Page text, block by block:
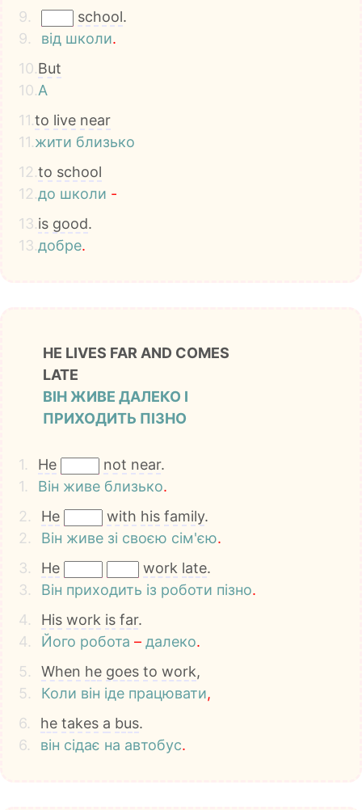
9. school.
9.
від школи.
10.But
10.А
11.to live near
11.жити близько
12.to school
12.до школи -
13.is good.
13.добре.
HE LIVES FAR AND COMES
LATE
ВІН ЖИВЕ ДАЛЕКО І
ПРИХОДИТЬ ПІЗНО
1. He not near.
1.
Він живе близько.
2.
He with his family.
2.
Він живе зі своєю сім'єю.
3.
He work late.
3.
Він приходить із роботи пізно.
4.
His work is far.
4.
Його робота – далеко.
5.
When he goes to work,
5.
Коли він іде працювати,
6.
he takes a bus.
6.
він сідає на автобус.